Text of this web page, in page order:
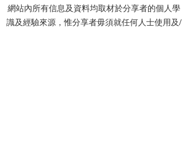
網站內所有信息及資料均取材於分享者的個人學
識及經驗來源，惟分享者毋須就任何人士使用及/